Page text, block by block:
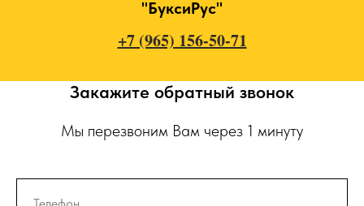
"БуксиРус"
+7 (965) 156-50-71
Закажите обратный звонок
Мы перезвоним Вам через 1 минуту